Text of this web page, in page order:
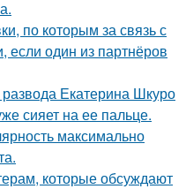
по которым за связь с
если один из партнёров
Екатерина Шкуро
сияет на ее пальце.
максимально
которые обсуждают